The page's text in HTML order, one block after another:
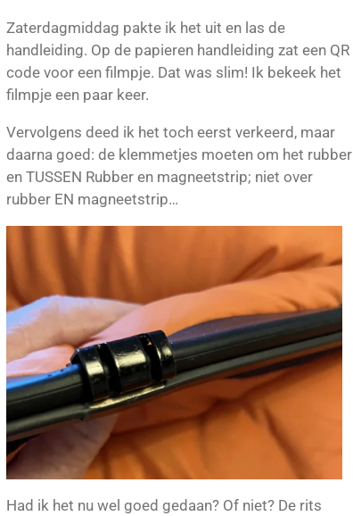
Zaterdagmiddag pakte ik het uit en las de
handleiding. Op de papieren handleiding zat een QR
code voor een filmpje. Dat was slim! Ik bekeek het
filmpje een paar keer.
Vervolgens deed ik het toch eerst verkeerd, maar
daarna goed: de klemmetjes moeten om het rubber
en TUSSEN Rubber en magneetstrip; niet over
rubber EN magneetstrip…
Had ik het nu wel goed gedaan? Of niet? De rits